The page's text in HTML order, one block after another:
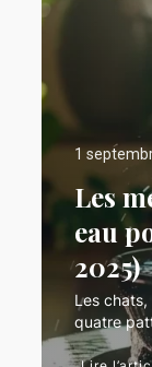
1
Les
eau
2025)
Les
quatre